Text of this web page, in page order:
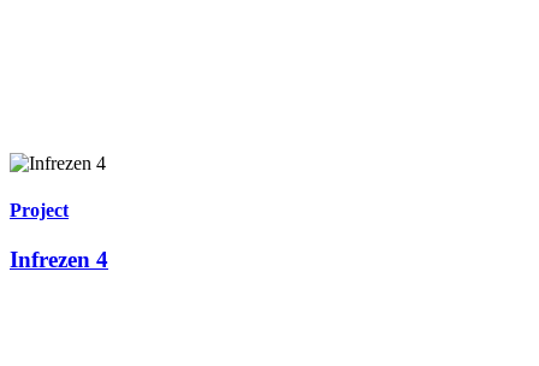
Project
Infrezen 4